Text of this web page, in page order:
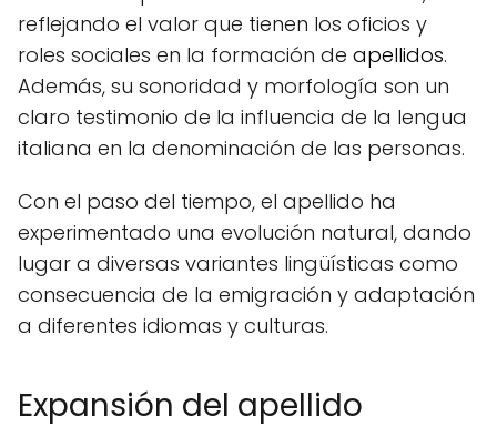
reflejando el valor que tienen los oficios y
roles sociales en la formación de apellidos.
Además, su sonoridad y morfología son un
claro testimonio de la influencia de la lengua
italiana en la denominación de las personas.
Con el paso del tiempo, el apellido ha
experimentado una evolución natural, dando
lugar a diversas variantes lingüísticas como
consecuencia de la emigración y adaptación
a diferentes idiomas y culturas.
Expansión del apellido